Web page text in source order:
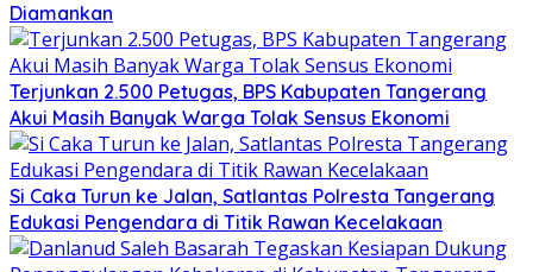
Diamankan
Terjunkan 2.500 Petugas, BPS Kabupaten Tangerang
Akui Masih Banyak Warga Tolak Sensus Ekonomi
Si Caka Turun ke Jalan, Satlantas Polresta Tangerang
Edukasi Pengendara di Titik Rawan Kecelakaan